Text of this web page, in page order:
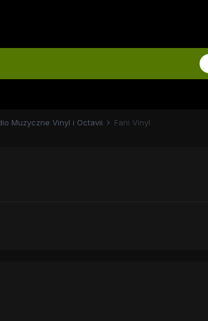
Muzyczne Vinyl i Octavii Fani Vinyl